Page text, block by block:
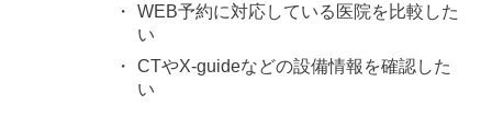
WEB予約に対応している医院を比較した
い
CTやX-guideなどの設備情報を確認した
い